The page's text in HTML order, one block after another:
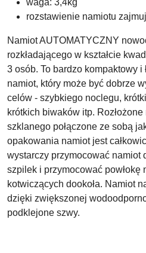
waga: 3,4kg
rozstawienie namiotu
Namiot AUTOMATYCZNY
rozkładającego w kształcie
3 osób. To bardzo kompaktowy i
namiot, który może być dobrze
celów - szybkiego noclegu,
krótkich biwaków itp. Rozłożone
szklanego połączone ze sobą
opakowania namiot jest
wystarczy przymocować namiot
szpilek i przymocować powłokę
kotwiczących dookoła. Namiot
dzięki zwiększonej
podklejone szwy.